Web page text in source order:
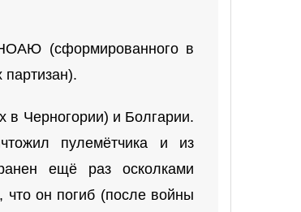
НОАЮ (сформированного в
в Черногории) и Болгарии.
пулемётчика и из
ещё раз осколками
он погиб (после войны